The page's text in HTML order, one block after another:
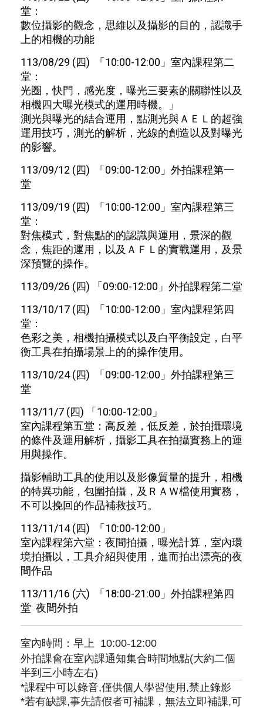
堂：
數位攝影的觀念，思維以及攝影的目的，認識手
上的相機的功能
113/08/29 (四) 「10:00-12:00」室內課程第二
堂：
光圈，快門，感光度，曝光三要素的關聯性以及
相機四大曝光模式的運用時機。」
測光與曝光的結合運用，點測光與ＡＥＬ的超強
運用技巧，測光的解析，光線的創造以及對曝光
的影響。
113/09/12 (四) 「09:00-12:00」外拍課程第一
堂
113/09/19 (四) 「10:00-12:00」室內課程第三
堂：
對焦模式，對焦點的的認識與運用，景深的觀
念，焦距的運用，以及ＡＦＬ的實戰運用，及景
深預覽的操作。
113/09/26 (四) 「09:00-12:00」外拍課程第二堂
113/10/17 (四) 「10:00-12:00」室內課程第四
堂：
色彩之美，相機拍攝模式以及白平衡設定，白平
衡工具在拍攝場景上的的操作使用。
113/10/24 (四) 「09:00-12:00」外拍課程第三
堂
113/11/7 (四) 「10:00-12:00」
室內課程第五堂：高反差，低反差，於拍攝環境
的條件及運用解析，攝影工具在拍攝實務上的運
用與操作。
攝影輔助工具的使用以及影像質量的提升，相機
的特異功能，包圍拍攝，及ＲＡＷ檔使用實務，
不可以挽回的作品補救技巧。
113/11/14 (四) 「10:00-12:00」
室內課程第六堂：夜間拍攝，曝光計算，室內環
境拍攝以，工具介紹與使用，進而拍出漂亮的夜
間作品
113/11/16 (六) 「18:00-21:00 」外拍課程第四
堂 夜間外拍
室內時間：早上 10:00-12:00
外拍課會在室內課通知集合時間地點(大約二個
半到三小時左右)
*課程中可以錄音,僅供個人學習使用,禁止錄影
*若有缺課,事先請假者可補課，無法立即補課,可